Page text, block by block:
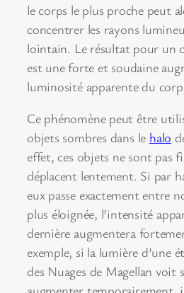
le corps le plus proche peut
concentrer les rayons
lointain. Le résultat pour un
est une forte et soudaine
luminosité apparente du
Ce phénomène peut être
objets sombres dans le halo
effet, ces objets ne sont pas
déplacent lentement. Si par
eux passe exactement entre
plus éloignée, l’intensité
dernière augmentera
exemple, si la lumière d’une
des Nuages de Magellan voit